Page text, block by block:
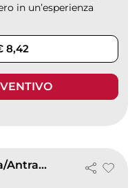
in un’esperienza
8,42
Giacca Ibrida Donna Grigia/Antracite, Poliestere 280g/m²